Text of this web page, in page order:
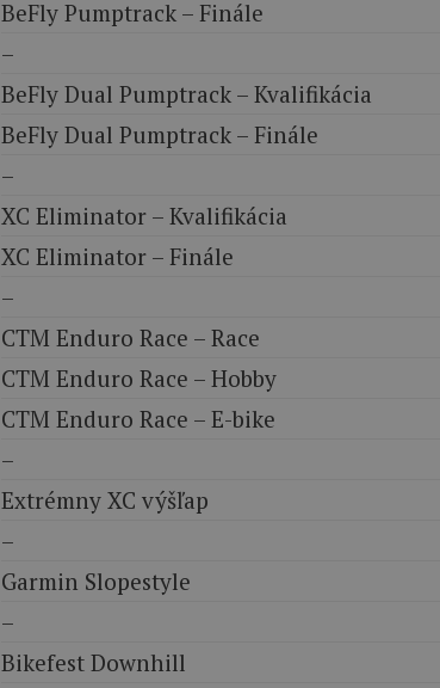
BeFly Pumptrack – Finále
–
BeFly Dual Pumptrack – Kvalifikácia
BeFly Dual Pumptrack – Finále
–
XC Eliminator – Kvalifikácia
XC Eliminator – Finále
–
CTM Enduro Race – Race
CTM Enduro Race – Hobby
CTM Enduro Race – E-bike
–
Extrémny XC výšľap
–
Garmin Slopestyle
–
Bikefest Downhill